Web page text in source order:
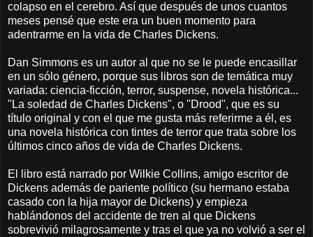
colapso en el cerebro. Así que después de unos cuantos
meses pensé que este era un buen momento para
adentrarme en la vida de Charles Dickens.
Dan Simmons es un autor al que no se le puede encasillar
en un sólo género, porque sus libros son de temática muy
variada: ciencia-ficción, terror, suspense, novela histórica...
"La soledad de Charles Dickens", o "Drood", que es su
título original y con el que me gusta más referirme a él, es
una novela histórica con tintes de terror que trata sobre los
últimos cinco años de vida de Charles Dickens.
El libro está narrado por Wilkie Collins, amigo escritor de
Dickens además de pariente político (su hermano estaba
casado con la hija mayor de Dickens) y empieza
hablándonos del accidente de tren al que Dickens
sobrevivió milagrosamente y tras el que ya no volvió a ser el